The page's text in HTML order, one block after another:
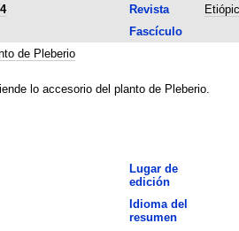
Revista
Fascículo
de Pleberio
lo accesorio del planto de Pleberio.
Lugar de
edición
Idioma del
resumen